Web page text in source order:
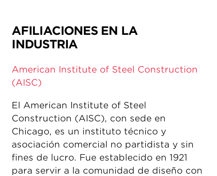
AFILIACIONES EN LA
INDUSTRIA
American Institute of Steel Construction
(AISC)
El American Institute of Steel
Construction (AISC), con sede en
Chicago, es un instituto técnico y
asociación comercial no partidista y sin
fines de lucro. Fue establecido en 1921
para servir a la comunidad de diseño con